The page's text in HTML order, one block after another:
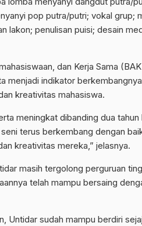
pop putra/putri; vokal grup;
lakon; penulisan puisi; desain
dan Kerja Sama
menjadi indikator
kreativitas mahasiswa.
meningkat dibanding dua
terus berkembang dengan
kreativitas mereka,” jelasnya.
masih tergolong perguruan
telah mampu bersaing
Untidar sudah mampu berdiri